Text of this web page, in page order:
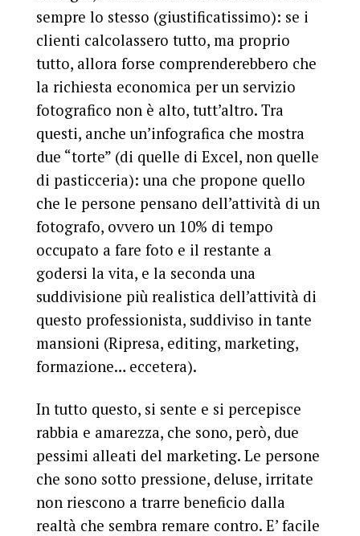
sempre lo stesso (giustificatissimo): se i
clienti calcolassero tutto, ma proprio
tutto, allora forse comprenderebbero che
la richiesta economica per un servizio
fotografico non è alto, tutt’altro. Tra
questi, anche un’infografica che mostra
due “torte” (di quelle di Excel, non quelle
di pasticceria): una che propone quello
che le persone pensano dell’attività di un
fotografo, ovvero un 10% di tempo
occupato a fare foto e il restante a
godersi la vita, e la seconda una
suddivisione più realistica dell’attività di
questo professionista, suddiviso in tante
mansioni (Ripresa, editing, marketing,
formazione… eccetera).
In tutto questo, si sente e si percepisce
rabbia e amarezza, che sono, però, due
pessimi alleati del marketing. Le persone
che sono sotto pressione, deluse, irritate
non riescono a trarre beneficio dalla
realtà che sembra remare contro. E’ facile